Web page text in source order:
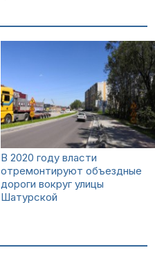
В 2020 году власти
отремонтируют объездные
дороги вокруг улицы
Шатурской